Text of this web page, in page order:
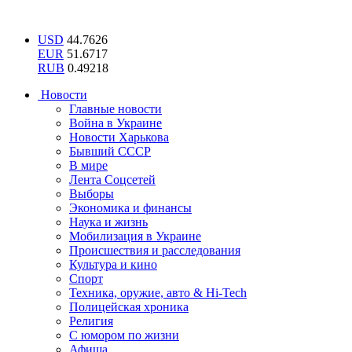
USD 44.7626
EUR 51.6717
RUB 0.49218
Новости
Главные новости
Война в Украине
Новости Харькова
Бывший СССР
В мире
Лента Соцсетей
Выборы
Экономика и финансы
Наука и жизнь
Мобилизация в Украине
Происшествия и расследования
Культура и кино
Спорт
Техника, оружие, авто & Hi-Tech
Полицейская хроника
Религия
С юмором по жизни
Афиша